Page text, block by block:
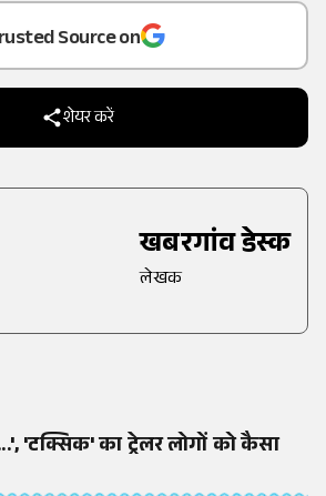
Source on
शेयर करें
खबरगांव डेस्क
लेखक
'टक्सिक' का ट्रेलर लोगों को कैसा